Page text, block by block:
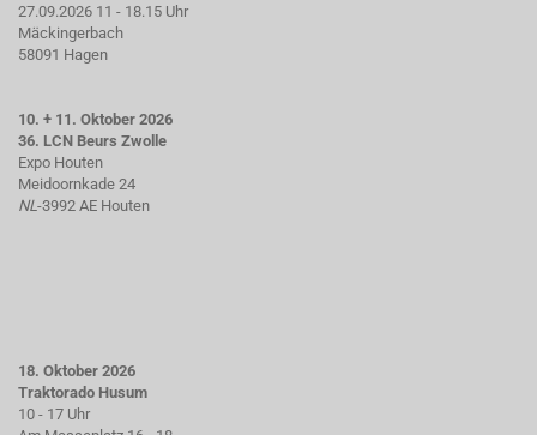
27.09.2026 11 - 18.15 Uhr
Mäckingerbach
58091 Hagen
10. + 11. Oktober 2026
36. LCN Beurs Zwolle
Expo Houten
Meidoornkade 24
NL-3992 AE Houten
18. Oktober 2026
Traktorado Husum
10 - 17 Uhr